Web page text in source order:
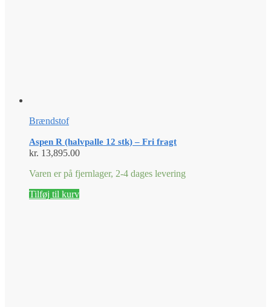
Brændstof
Aspen R (halvpalle 12 stk) – Fri fragt
kr. 13,895.00
Varen er på fjernlager, 2-4 dages levering
Tilføj til kurv